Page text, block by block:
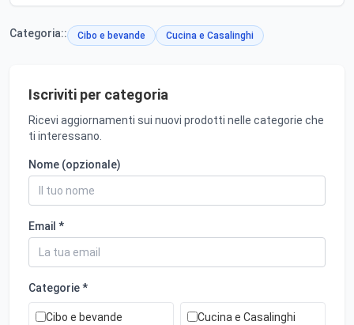
Categoria:: Cibo e bevande Cucina e Casalinghi
Iscriviti per categoria
Ricevi aggiornamenti sui nuovi prodotti nelle categorie che
ti interessano.
Nome (opzionale)
Email *
Categorie *
Cibo e bevande Cucina e Casalinghi